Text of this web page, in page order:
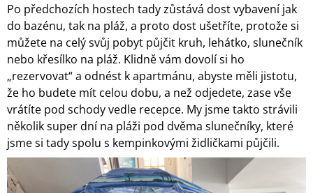
Po předchozích hostech tady zůstává dost vybavení jak
do bazénu, tak na pláž, a proto dost ušetříte, protože si
můžete na celý svůj pobyt půjčit kruh, lehátko, slunečník
nebo křesílko na pláž. Klidně vám dovolí si ho
„rezervovat“ a odnést k apartmánu, abyste měli jistotu,
že ho budete mít celou dobu, a než odjedete, zase vše
vrátíte pod schody vedle recepce. My jsme takto strávili
několik super dní na pláži pod dvěma slunečníky, které
jsme si tady spolu s kempinkovými židličkami půjčili.